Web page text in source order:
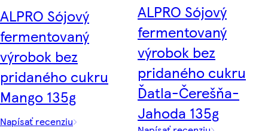
ALPRO Sójový
fermentovaný
výrobok bez
pridaného cukru
Mango 135g
Napísať recenziu
ALPRO Sójový
fermentovaný
výrobok bez
pridaného cukru
Ďatla-Čerešňa-
Jahoda 135g